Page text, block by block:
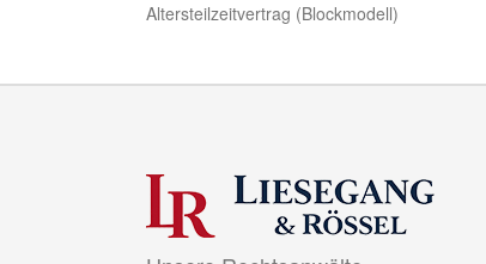
Altersteilzeitvertrag (Blockmodell)